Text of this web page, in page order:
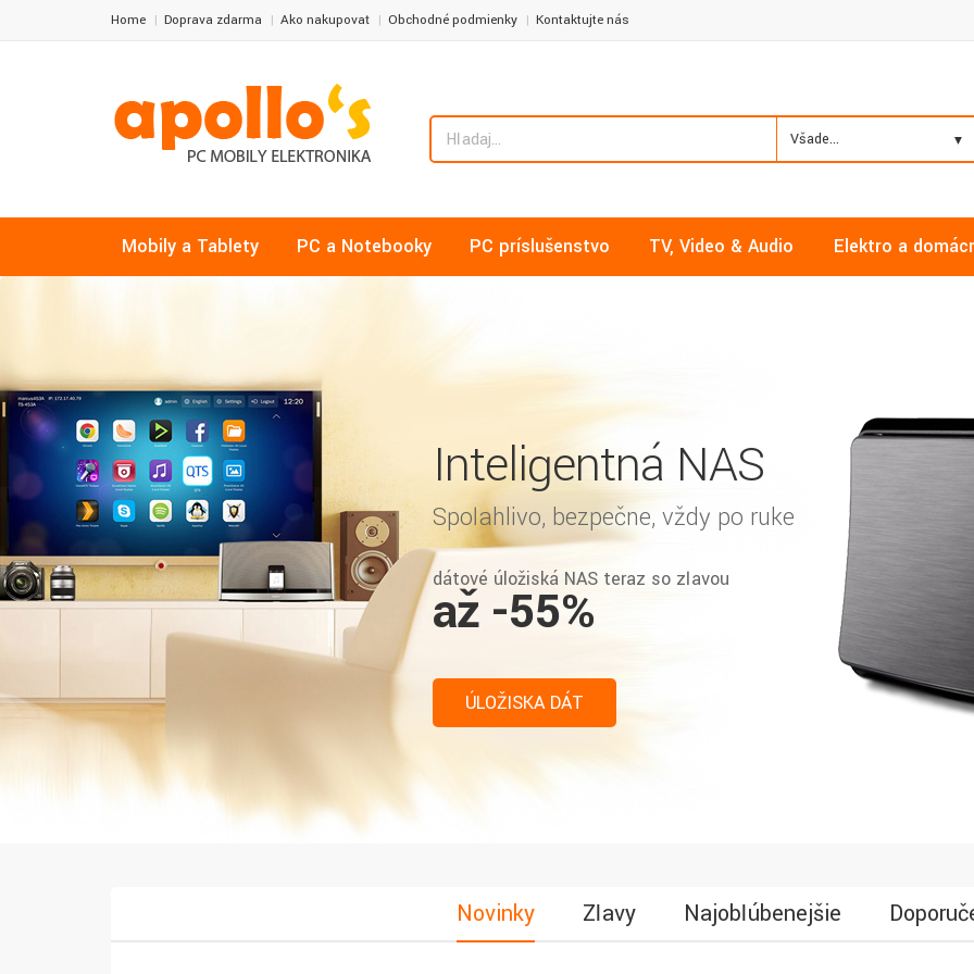
Home Doprava zdarma Ako nakupovať Obchodné podmienky Kontaktujte nás
Všade...
Mobily a Tablety PC a Notebooky PC príslušenstvo TV, Video & Audio Elektro a
Inteligentná NAS
Spoľahlivo, bezpečne, vždy po ruke
dátové úložiská NAS teraz so zľavou
až -55%
ÚLOŽISKA DÁT
Novinky Zľavy Najobľúbenejšie